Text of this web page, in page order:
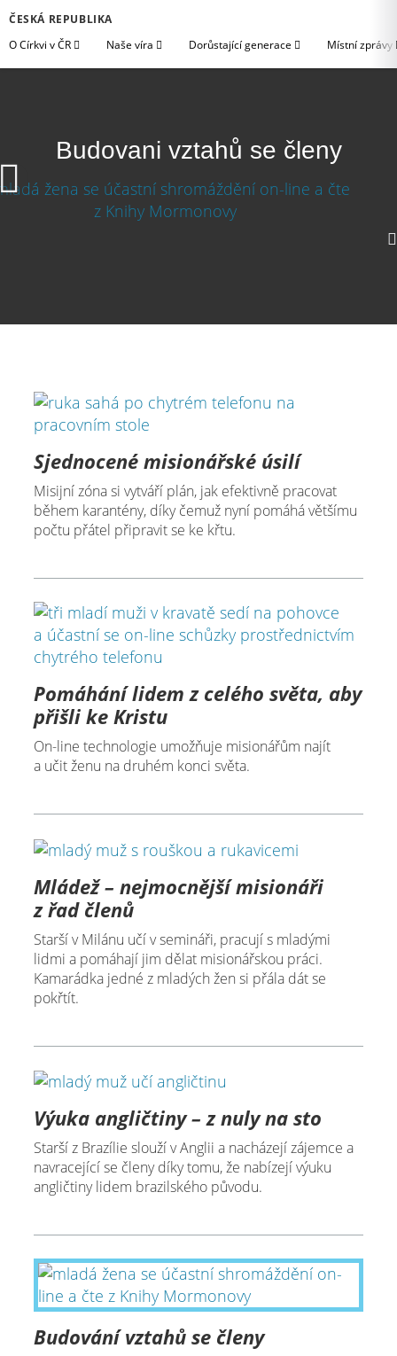
ČESKÁ REPUBLIKA
O Církvi v ČR
Naše víra Dorůstající generace Místní zprávy
Budovani vztahů se členy
Sjednocené misionářské úsilí
Misijní zóna si vytváří plán, jak efektivně pracovat
během karantény, díky čemuž nyní pomáhá většímu
počtu přátel připravit se ke křtu.
Pomáhání lidem z celého světa, aby
přišli ke Kristu
On-line technologie umožňuje misionářům najít
a učit ženu na druhém konci světa.
Mládež – nejmocnější misionáři
z řad členů
Starší v Milánu učí v semináři, pracují s mladými
lidmi a pomáhají jim dělat misionářskou práci.
Kamarádka jedné z mladých žen si přála dát se
pokřtít.
Výuka angličtiny – z nuly na sto
Starší z Brazílie slouží v Anglii a nacházejí zájemce a
navracející se členy díky tomu, že nabízejí výuku
angličtiny lidem brazilského původu.
Budování vztahů se členy